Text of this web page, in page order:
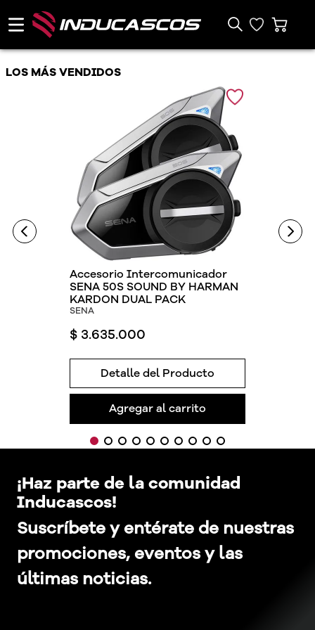
LOS MÁS VENDIDOS
Accesorio Intercomunicador
SENA 50S SOUND BY HARMAN
KARDON DUAL PACK
SENA
$ 3.635.000
Detalle del Producto
Agregar al carrito
¡Haz parte de la comunidad
Inducascos!
Suscríbete y entérate de nuestras
promociones, eventos y las
últimas noticias.